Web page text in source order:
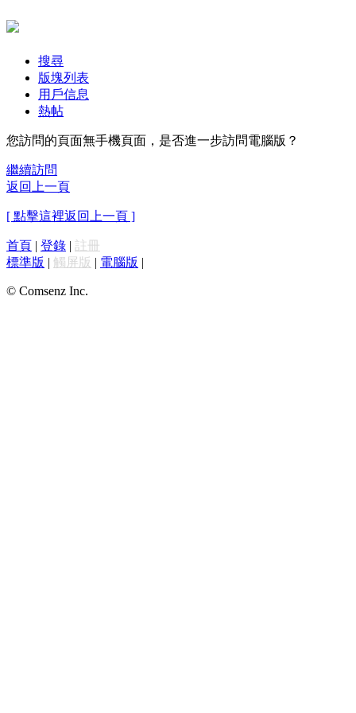
搜尋
版塊列表
用戶信息
熱帖
您訪問的頁面無手機頁面，是否進一步訪問電腦版？
繼續訪問
返回上一頁
[ 點擊這裡返回上一頁 ]
首頁 | 登錄 | 註冊
標準版 | 觸屏版 | 電腦版 |
© Comsenz Inc.